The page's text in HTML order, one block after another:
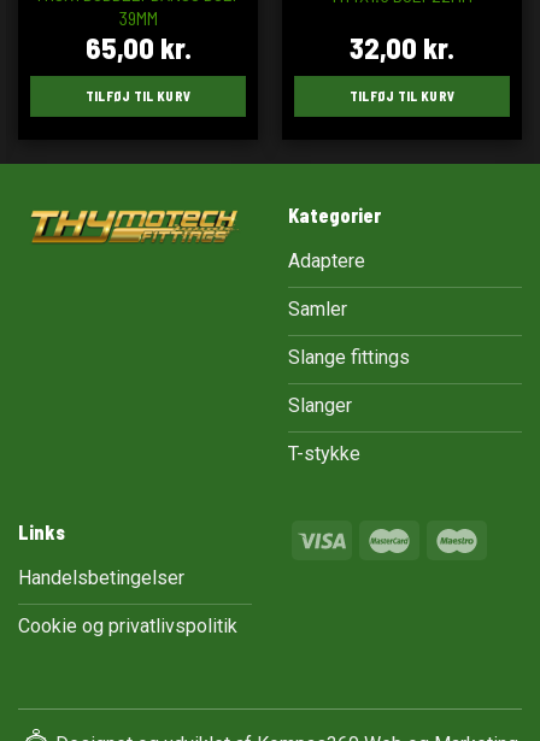
39MM
65,00 kr.
TILFØJ TIL KURV
32,00 kr.
TILFØJ TIL KURV
Kategorier
Adaptere
Samler
Slange fittings
Slanger
T-stykke
Links
Handelsbetingelser
Cookie og privatlivspolitik